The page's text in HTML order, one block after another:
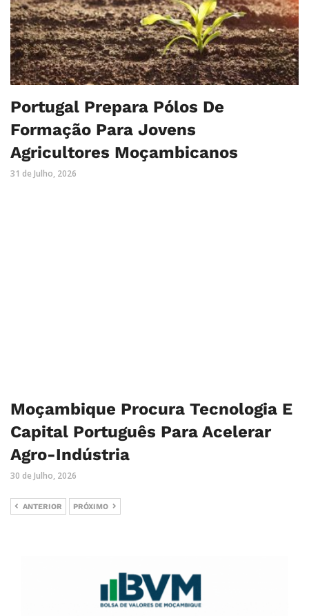
Portugal Prepara Pólos De
Formação Para Jovens
Agricultores Moçambicanos
31 de Julho, 2026
Moçambique Procura Tecnologia E
Capital Português Para Acelerar
Agro-Indústria
30 de Julho, 2026
ANTERIOR PRÓXIMO